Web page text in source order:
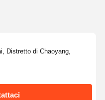
Distretto di Chaoyang,